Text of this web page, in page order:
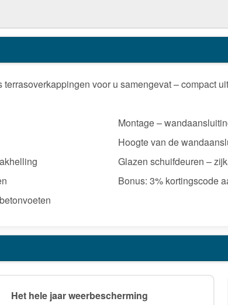
voor u samengevat – compact
Montage –
Hoogte van de
Glazen schuifdeuren –
Bonus: 3% kortingscode
Het hele jaar weerbescherming